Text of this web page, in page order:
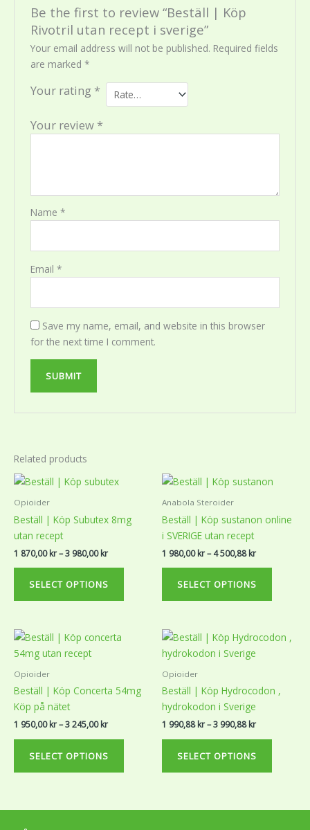
Be the first to review “Beställ | Köp
Rivotril utan recept i sverige”
Your email address will not be published. Required fields
are marked *
Your rating *
Your review *
Name *
Email *
Save my name, email, and website in this browser
for the next time I comment.
Related products
Opioider
Beställ | Köp Subutex 8mg
utan recept
1 870,00kr–3 980,00kr
Price
range:
through
SELECT OPTIONS
multiple
page
Anabola Steroider
Beställ | Köp sustanon online
i SVERIGE utan recept
1 980,00kr– 4 500,88kr
Price
range:
through
SELECT OPTIONS
This
has
on
page
Opioider
Beställ | Köp Concerta 54mg
Köp på nätet
1 950,00kr–3 245,00kr
Price
range:
3
245,00 kr
SELECT OPTIONS
variants.
the
Opioider
Beställ | Köp Hydrocodon ,
hydrokodon i Sverige
1 990,88kr–3 990,88kr
Price
range:
3
SELECT OPTIONS
This
variants.
the